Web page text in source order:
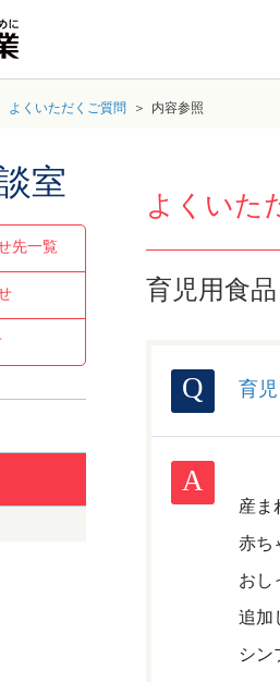
よくいただくご質問 内容参照
室
先一覧
よくいた
育児用食品
育
産ま
赤ち
おし
追加
シン